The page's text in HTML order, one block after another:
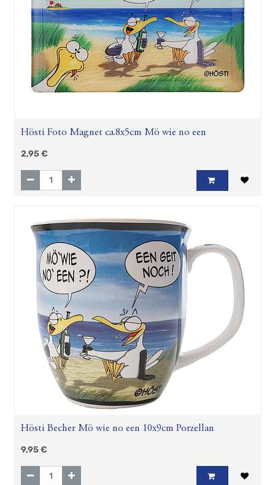
Hösti Foto Magnet ca.8x5cm Mö wie no een
2,95€
Hösti Becher Mö wie no een 10x9cm Porzellan
9,95€